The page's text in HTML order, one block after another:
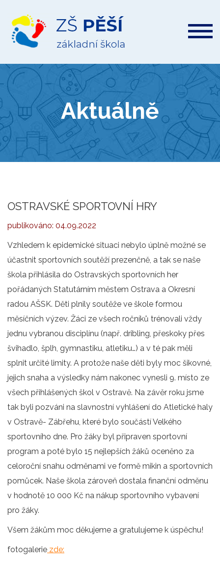
ZŠ
Pěší
Aktuálně
OSTRAVSKÉ SPORTOVNÍ HRY
publikováno: 04.09.2022
Vzhledem k epidemické situaci nebylo úplně možné se
účastnit sportovních soutěží prezenčně, a tak se naše
škola přihlásila do Ostravských sportovních her
pořádaných Statutárním městem Ostrava a Okresní
radou AŠSK. Děti plnily soutěže ve škole formou
měsíčních výzev. Žáci ze všech ročníků trénovali vždy
jednu vybranou disciplínu (např. dribling, přeskoky přes
švihadlo, šplh, gymnastiku, atletiku…) a v té pak měli
splnit určité limity. A protože naše děti byly moc šikovné,
jejich snaha a výsledky nám nakonec vynesli 9. místo ze
všech přihlášených škol v Ostravě. Na závěr roku jsme
tak byli pozváni na slavnostní vyhlášení do Atletické haly
v Ostravě- Zábřehu, které bylo součástí Velkého
sportovního dne. Pro žáky byl připraven sportovní
program a poté bylo 15 nejlepších žáků oceněno za
celoroční snahu odměnami ve formě mikin a sportovních
pomůcek. Naše škola zároveň dostala finanční odměnu
v hodnotě 10 000 Kč na nákup sportovního vybavení
pro žáky.
Všem žákům moc děkujeme a gratulujeme k úspěchu!
fotogalerie zde: